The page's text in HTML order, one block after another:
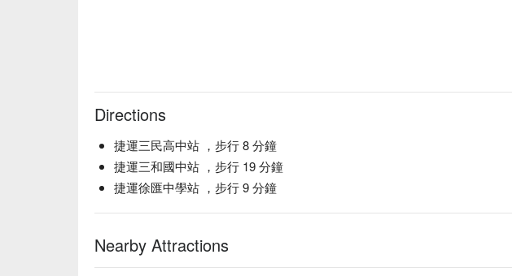
Directions
捷運三民高中站 ，步行 8 分鐘
捷運三和國中站 ，步行 19 分鐘
捷運徐匯中學站 ，步行 9 分鐘
Nearby Attractions